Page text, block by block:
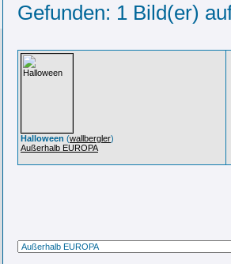
Gefunden: 1 Bild(er)
Halloween (wallbergler)
Außerhalb EUROPA